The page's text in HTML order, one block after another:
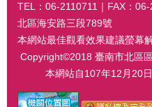
TEL：06-2110711｜FAX：
北區海安路三段789號
本網站最佳觀看效果建議螢幕
Copyright©2018 臺南市北區
本網站自107年12月20日